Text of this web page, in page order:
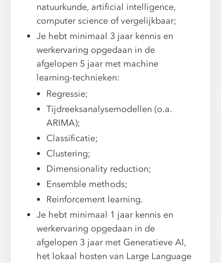
natuurkunde, artificial intelligence,
computer science of vergelijkbaar;
Je hebt minimaal 3 jaar kennis en
werkervaring opgedaan in de
afgelopen 5 jaar met machine
learning-technieken:
Regressie;
Tijdreeksanalysemodellen (o.a.
ARIMA);
Classificatie;
Clustering;
Dimensionality reduction;
Ensemble methods;
Reinforcement learning.
Je hebt minimaal 1 jaar kennis en
werkervaring opgedaan in de
afgelopen 3 jaar met Generatieve AI,
het lokaal hosten van Large Language